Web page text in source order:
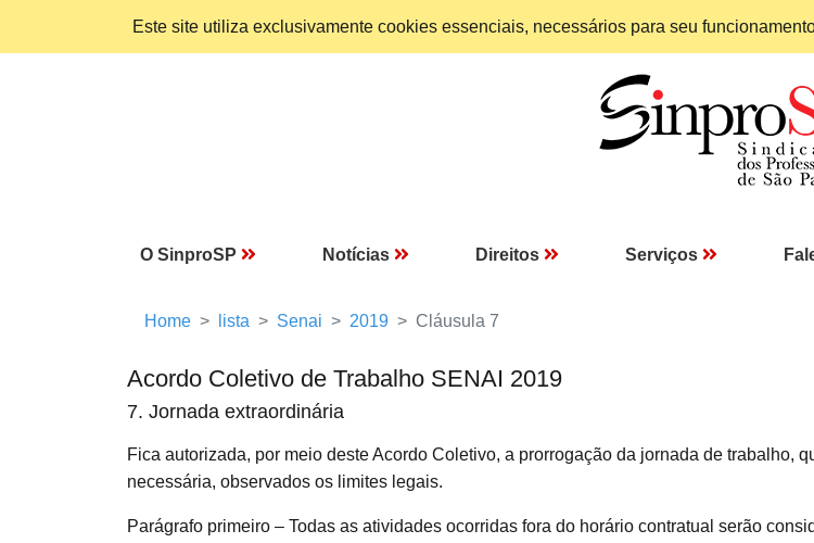
Este site utiliza exclusivamente cookies essenciais, necessários para seu
O SinproSP Notícias Direitos Serviços
Home lista Senai 2019 Cláusula 7
Acordo Coletivo de Trabalho SENAI 2019
7. Jornada extraordinária
Fica autorizada, por meio deste Acordo Coletivo, a prorrogação da jornada de trabalho,
necessária, observados os limites legais.
Parágrafo primeiro – Todas as atividades ocorridas fora do horário contratual serão